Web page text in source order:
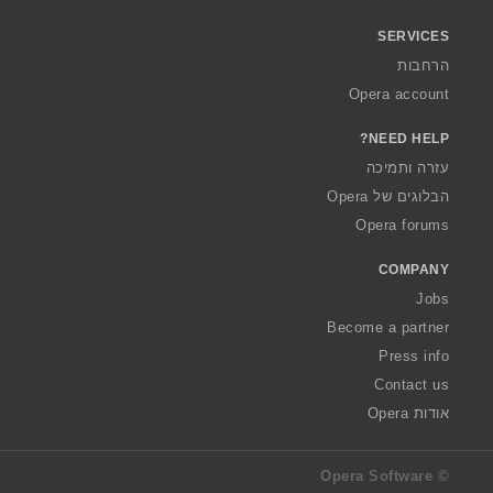
SERVICES
הרחבות
Opera account
NEED HELP?
עזרה ותמיכה
הבלוגים של Opera
Opera forums
COMPANY
Jobs
Become a partner
Press info
Contact us
אודות Opera
© Opera Software